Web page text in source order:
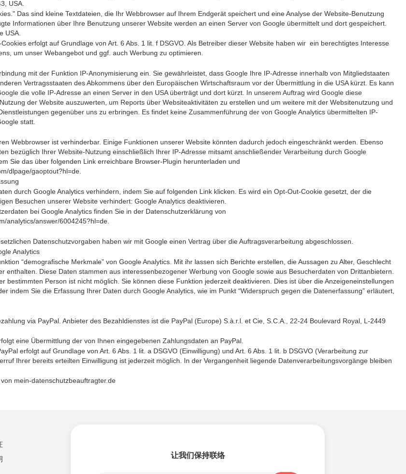
USA.
Das sind kleine Textdateien, die Ihr Webbrowser auf Ihrem Endgerät speichert und eine Analyse der Website-Benutzung
Informationen über Ihre Benutzung unserer Website werden an einen Server von Google übermittelt und dort gespeichert.
USA.
erfolgt auf Grundlage von Art. 6 Abs. 1 lit. f DSGVO. Als Betreiber dieser Website haben wir ein berechtigtes Interesse
um unser Webangebot und ggf. auch Werbung zu optimieren.
mit der Funktion IP-Anonymisierung ein. Sie gewährleistet, dass Google Ihre IP-Adresse innerhalb von Mitgliedstaaten
Vertragsstaaten des Abkommens über den Europäischen Wirtschaftsraum vor der Übermittlung in die USA kürzt. Es kann
die volle IP-Adresse an einen Server in den USA überträgt und dort kürzt. In unserem Auftrag wird Google diese
der Website auszuwerten, um Reports über Websiteaktivitäten zu erstellen und um weitere mit der Websitenutzung und
gegenüber uns zu erbringen. Es findet keine Zusammenführung der von Google Analytics übermittelten IP-
statt.
Webbrowser ist verhinderbar. Einige Funktionen unserer Website könnten dadurch jedoch eingeschränkt werden. Ebenso
bezüglich Ihrer Website-Nutzung einschließlich Ihrer IP-Adresse mitsamt anschließender Verarbeitung durch Google
Sie das über folgenden Link erreichbare Browser-Plugin herunterladen und
dlpage/gaoptout?hl=de.
durch Google Analytics verhindern, indem Sie auf folgenden Link klicken. Es wird ein Opt-Out-Cookie gesetzt, der die
Besuchen unserer Website verhindert: Google Analytics deaktivieren.
bei Google Analytics finden Sie in der Datenschutzerklärung von
analytics/answer/6004245?hl=de.
Datenschutzvorgaben haben wir mit Google einen Vertrag über die Auftragsverarbeitung abgeschlossen.
Analytics
“demografische Merkmale” von Google Analytics. Mit ihr lassen sich Berichte erstellen, die Aussagen zu Alter, Geschlecht
enthalten. Diese Daten stammen aus interessenbezogener Werbung von Google sowie aus Besucherdaten von Drittanbietern.
bestimmten Person ist nicht möglich. Sie können diese Funktion jederzeit deaktivieren. Dies ist über die Anzeigeneinstellungen
indem Sie die Erfassung Ihrer Daten durch Google Analytics, wie im Punkt “Widerspruch gegen die Datenerfassung” erläutert,
via PayPal. Anbieter des Bezahldienstes ist die PayPal (Europe) S.à.r.l. et Cie, S.C.A., 22-24 Boulevard Royal, L-2449
eine Übermittlung der von Ihnen eingegebenen Zahlungsdaten an PayPal.
erfolgt auf Grundlage von Art. 6 Abs. 1 lit. a DSGVO (Einwilligung) und Art. 6 Abs. 1 lit. b DSGVO (Verarbeitung zur
Ihrer bereits erteilten Einwilligung ist jederzeit möglich. In der Vergangenheit liegende Datenverarbeitungsvorgänge bleiben
mein-datenschutzbeauftragter.de
让我们保持联络